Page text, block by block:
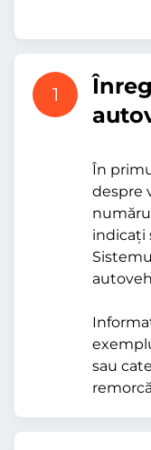
1
În
despre
indicați
sau